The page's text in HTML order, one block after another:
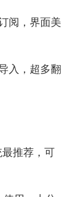
阅，界面美
入，超多翻
推荐，可